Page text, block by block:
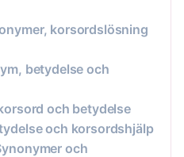
korsordslösning
betydelse och
och betydelse
och korsordshjälp
och